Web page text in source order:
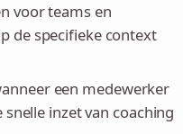
voor teams en
de specifieke context
een medewerker
inzet van coaching